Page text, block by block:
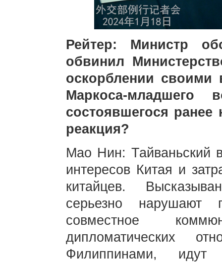
Рейтер: Министр
обвинил
оскорблении своими
Маркоса-младшего
состоявшегося
реакция?
Мао Нин: Тайваньский
интересов Китая и
китайцев.
серьезно нарушают
совместное
дипломатических
Филиппинами, идут